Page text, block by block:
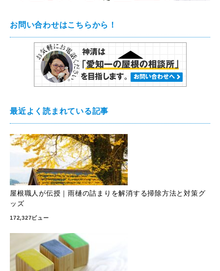
お問い合わせはこちらから！
最近よく読まれている記事
屋根職人が伝授｜雨樋の詰まりを解消する掃除方法と対策グ
ッズ
172,327ビュー